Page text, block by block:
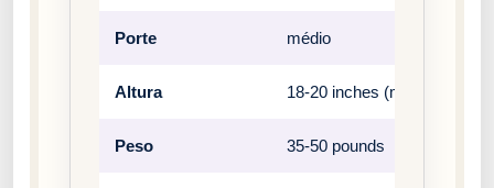
Porte médio
Altura 18-20 inches (male), 17-19
Peso 35-50 pounds